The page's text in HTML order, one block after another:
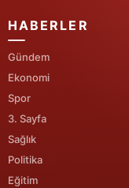
HABERLER
Gündem
Ekonomi
Spor
3. Sayfa
Sağlık
Politika
Eğitim